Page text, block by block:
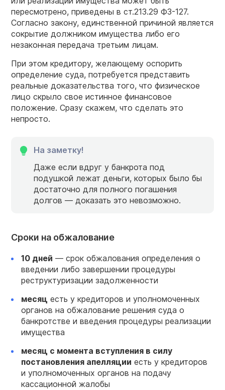
пересмотрено, приведены в ст.213.29 ФЗ-127.
Согласно закону, единственной причиной является
сокрытие должником имущества либо его
незаконная передача третьим лицам.
При этом кредитору, желающему оспорить
определение суда, потребуется представить
реальные доказательства того, что физическое
лицо скрыло свое истинное финансовое
положение. Сразу скажем, что сделать это
непросто.
На заметку!
Даже если вдруг у банкрота под
подушкой лежат деньги, которых было бы
достаточно для полного погашения
долгов — доказать это невозможно.
Сроки на обжалование
10 дней — срок обжалования определения о
введении либо завершении процедуры
реструктуризации задолженности
месяц есть у кредиторов и уполномоченных
органов на обжалование решения суда о
банкротстве и введения процедуры реализации
имущества
месяц с момента вступления в силу
постановления апелляции есть у кредиторов
и уполномоченных органов на подачу
кассационной жалобы